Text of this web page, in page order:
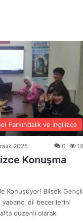
Müziği Korosu
Yolculuğu”
BULUŞTU
Farkındalık ve İngilizce
2025 0
Konuşma
Konuşuyor! Bilsek
dil becerilerini
düzenli olarak